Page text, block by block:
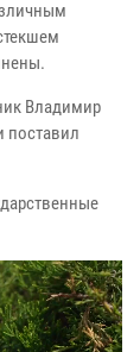
Владимир
поставил